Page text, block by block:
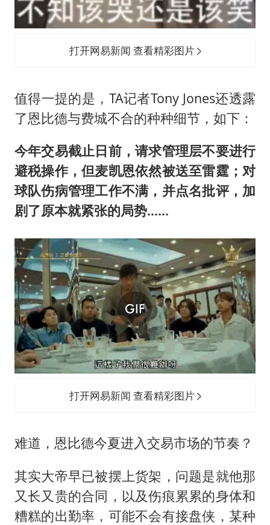
打开网易新闻 查看精彩图片
值得一提的是，TA记者Tony Jones还透露
了恩比德与费城不合的种种细节，如下：
今年交易截止日前，请求管理层不要进行
避税操作，但麦凯恩依然被送至雷霆；对
球队伤病管理工作不满，并点名批评，加
剧了原本就紧张的局势......
打开网易新闻 查看精彩图片
难道，恩比德今夏进入交易市场的节奏？
其实大帝早已被摆上货架，问题是就他那
又长又贵的合同，以及伤痕累累的身体和
糟糕的出勤率，可能不会有接盘侠，某种